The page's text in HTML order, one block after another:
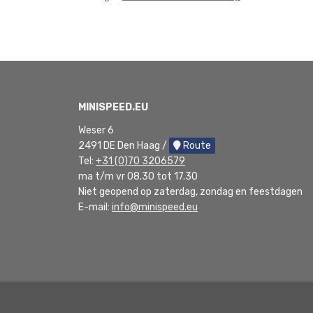
MINISPEED.EU
Weser 6
2491 DE Den Haag /
Route
Tel: +31 (0)70 3206579
ma t/m vr 08.30 tot 17.30
Niet geopend op zaterdag, zondag en feestdagen
E-mail: info@minispeed.eu